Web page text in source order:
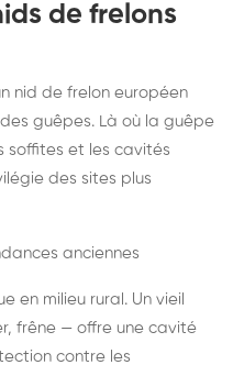
de frelons
nid de frelon européen
guêpes. Là où la guêpe
soffites et les cavités
des sites plus
anciennes
en milieu rural. Un vieil
frêne — offre une cavité
contre les